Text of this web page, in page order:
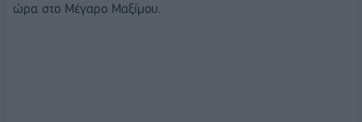
ώρα στο Μέγαρο Μαξίμου.